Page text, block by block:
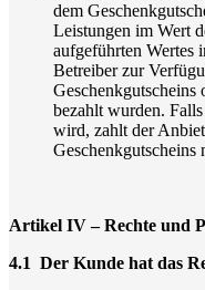
dem
Leistungen im Wert
aufgeführten Wertes
Betreiber zur
bezahlt wurden.
wird, zahlt der
Geschenkgutscheins
Artikel IV – Rechte und
4.1 Der Kunde hat das